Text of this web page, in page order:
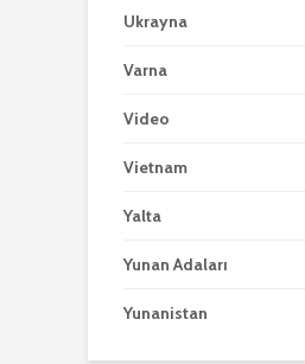
Ukrayna
Varna
Video
Vietnam
Yalta
Yunan Adaları
Yunanistan